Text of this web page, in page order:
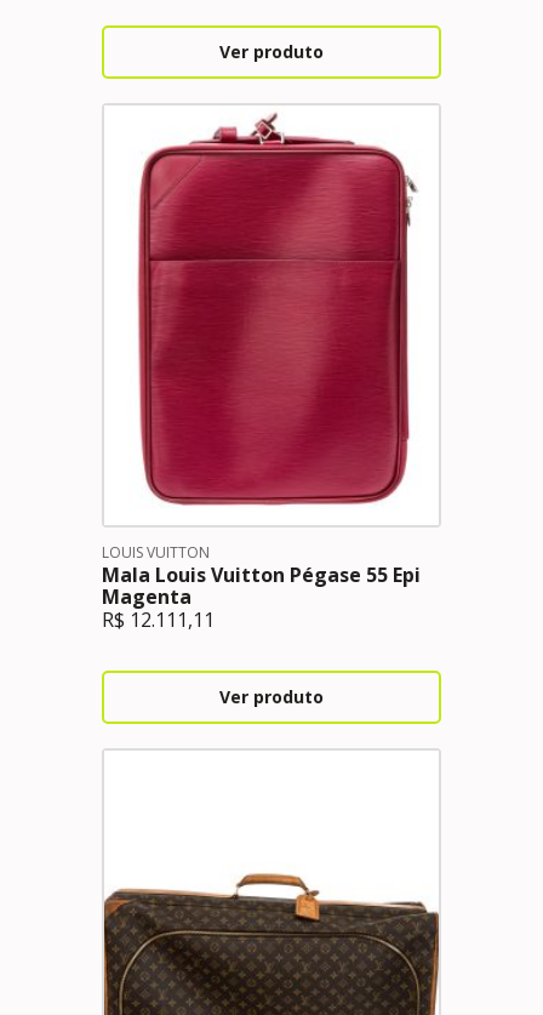
Ver produto
LOUIS VUITTON
Mala Louis Vuitton Pégase 55 Epi
Magenta
R$ 12.111,11
Ver produto